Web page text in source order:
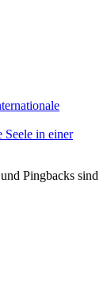
Seele in einer
und Pingbacks sind